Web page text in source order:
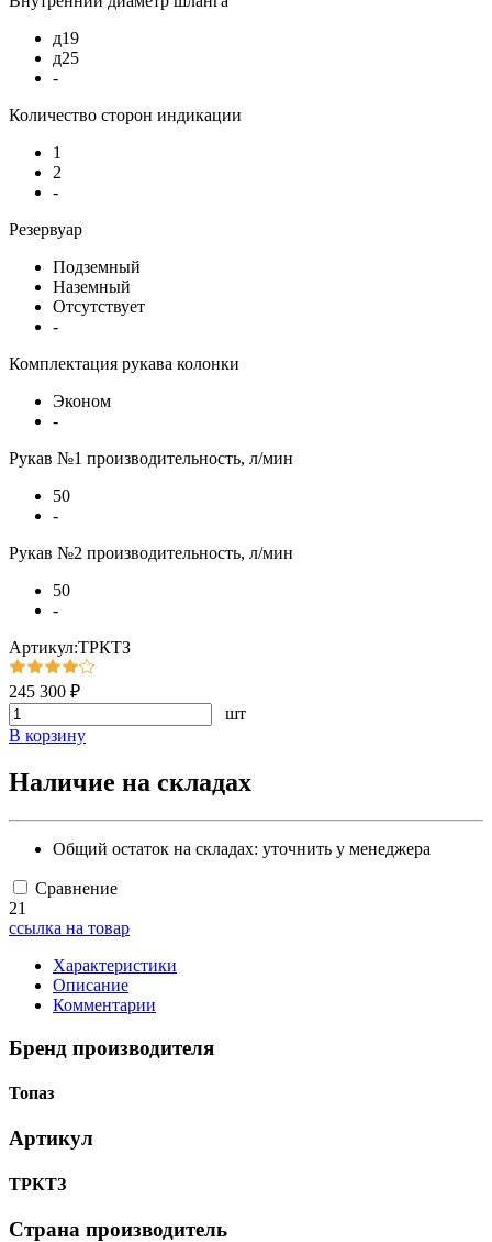
д19
д25
-
Количество сторон индикации
1
2
-
Резервуар
Подземный
Наземный
Отсутствует
-
Комплектация рукава колонки
Эконом
-
Рукав №1 производительность, л/мин
50
-
Рукав №2 производительность, л/мин
50
-
Артикул:ТРКТЗ
245 300 ₽
шт
В корзину
Наличие на складах
Общий остаток на складах: уточнить у менеджера
Сравнение
21
ссылка на товар
Характеристики
Описание
Комментарии
Бренд производителя
Топаз
Артикул
ТРКТЗ
Страна производитель